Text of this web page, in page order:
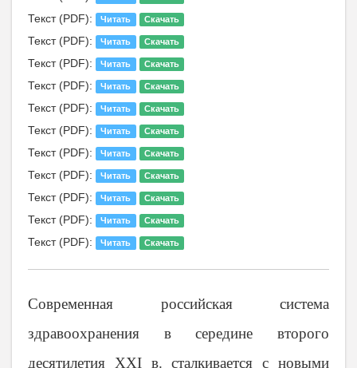
Текст (PDF): Читать Скачать
Текст (PDF): Читать Скачать
Текст (PDF): Читать Скачать
Текст (PDF): Читать Скачать
Текст (PDF): Читать Скачать
Текст (PDF): Читать Скачать
Текст (PDF): Читать Скачать
Текст (PDF): Читать Скачать
Текст (PDF): Читать Скачать
Текст (PDF): Читать Скачать
Текст (PDF): Читать Скачать
Современная российская система
здравоохранения в середине второго
десятилетия XXIв. сталкивается с новыми